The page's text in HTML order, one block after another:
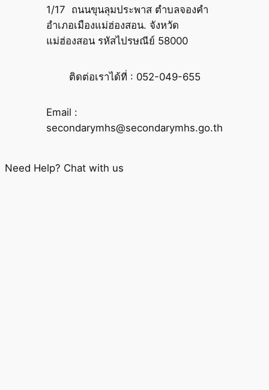
1/17 ถนนขุนลุมประพาส ตำบลจองคำ
อำเภอเมืองแม่ฮ่องสอน. จังหวัด
แม่ฮ่องสอน รหัสไปรษณีย์ 58000
ติดต่อเราได้ที่ : 052-049-655
Email :
secondarymhs@secondarymhs.go.th
Need Help? Chat with us